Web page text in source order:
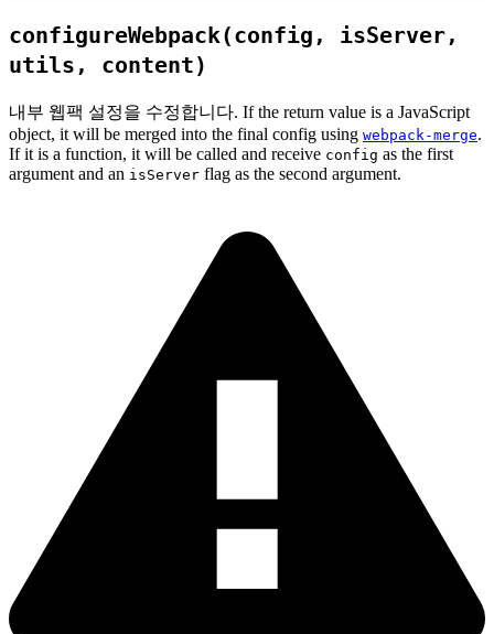
configureWebpack(config, isServer,
utils, content)
내부 웹팩 설정을 수정합니다. If the return value is a JavaScript
object, it will be merged into the final config using webpack-merge.
If it is a function, it will be called and receive config as the first
argument and an isServer flag as the second argument.